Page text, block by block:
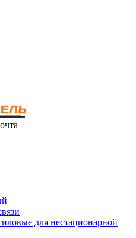
для нестационарной